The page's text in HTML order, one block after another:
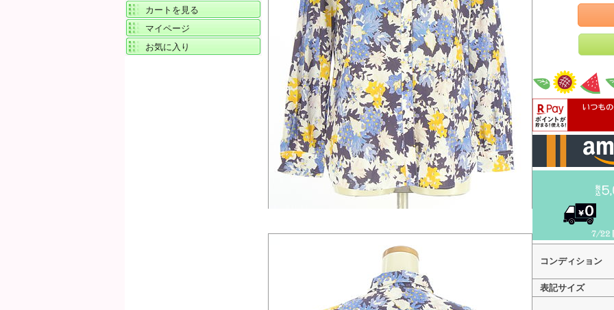
カートを見る
マイページ
お気に入り
コンディション
表記サイズ